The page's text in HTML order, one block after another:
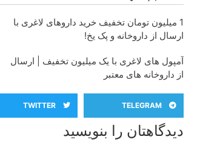
1 میلیون تومان تخفیف خرید داروهای لاغری با
ارسال از داروخانه و پک یخ!
آمپول های لاغری با یک میلیون تخفیف | ارسال
از داروخانه های معتبر
TELEGRAM
TWITTER
دیدگاهتان را بنویسید